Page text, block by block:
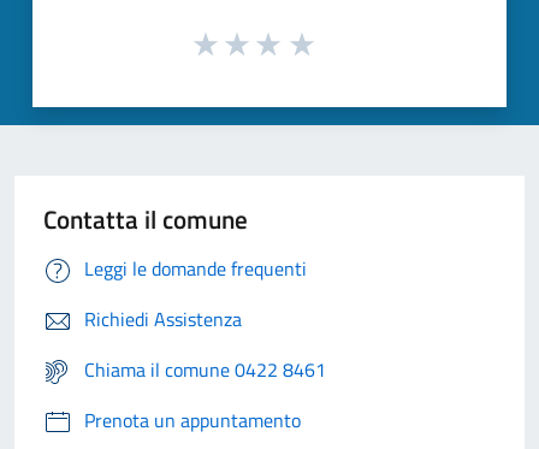
Contatta il comune
Leggi le domande frequenti
Richiedi Assistenza
Chiama il comune 0422 8461
Prenota un appuntamento